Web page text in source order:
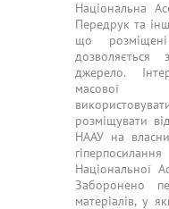
Національна
Передрук та
що
джерело.
масової
розміщувати
НААУ на
Національної
Заборонено
матеріалів, у